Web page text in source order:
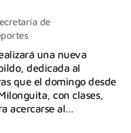
de
una nueva
dedicada al
que el domingo desde
con clases,
acercarse al…